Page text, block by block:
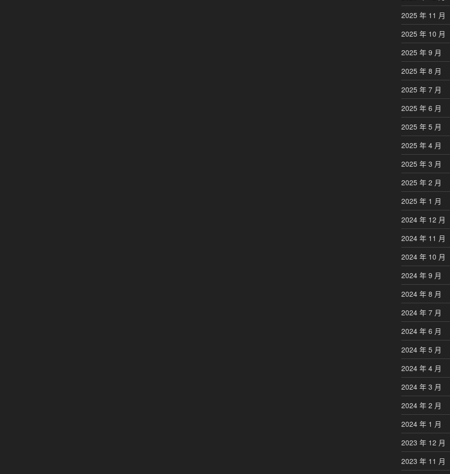
2025 年 11 月
2025 年 10 月
2025 年 9 月
2025 年 8 月
2025 年 7 月
2025 年 6 月
2025 年 5 月
2025 年 4 月
2025 年 3 月
2025 年 2 月
2025 年 1 月
2024 年 12 月
2024 年 11 月
2024 年 10 月
2024 年 9 月
2024 年 8 月
2024 年 7 月
2024 年 6 月
2024 年 5 月
2024 年 4 月
2024 年 3 月
2024 年 2 月
2024 年 1 月
2023 年 12 月
2023 年 11 月